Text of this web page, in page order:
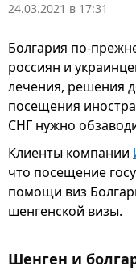
24.03.2021 в 17:31
Болгария по-
россиян и
лечения, решения
посещения
СНГ нужно
Клиенты компании
что посещение
помощи виз
шенгенской визы.
Шенген и